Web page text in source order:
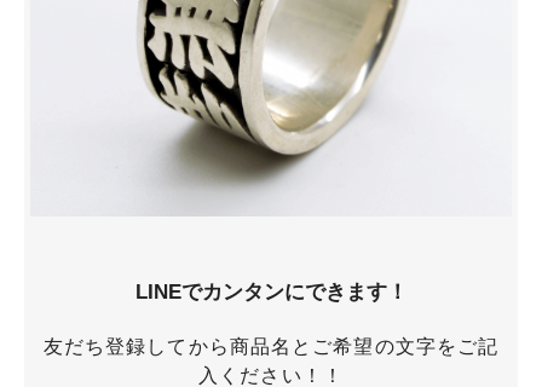
LINEでカンタンにできます！
友だち登録してから商品名とご希望の文字をご記
入ください！！